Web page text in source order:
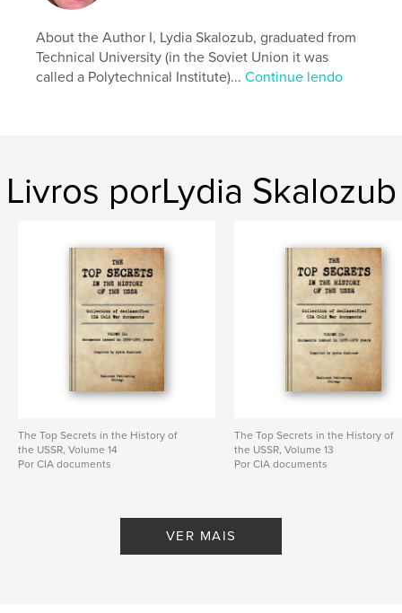
CIA documents
About the Author I, Lydia Skalozub, graduated from
Technical University (in the Soviet Union it was
called a Polytechnical Institute)...Continue lendo
Livros porLydia Skalozub
The Top Secrets in the History of
the USSR, Volume 14
Por CIA documents
The Top Secrets in the History of
the USSR, Volume 13
Por CIA documents
VER MAIS